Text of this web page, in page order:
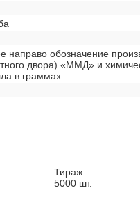
направо обозначение
двора) «ММД» и
в граммах
Тираж:
5000 шт.